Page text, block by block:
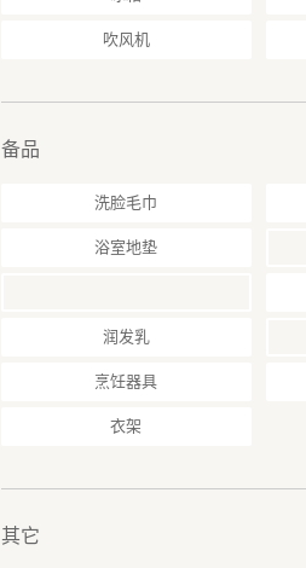
吹风机
备品
洗脸毛巾
浴室地垫
润发乳
烹饪器具
衣架
其它